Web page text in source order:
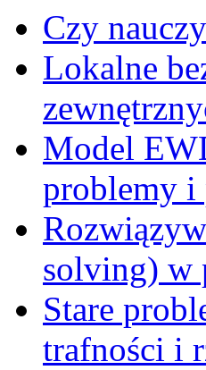
Czy
Lokalne
Model
problemy i
solving) w
Stare
trafności i